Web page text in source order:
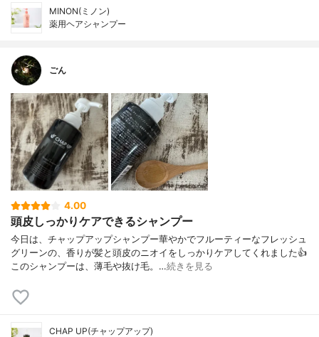
MINON(ミノン)
薬用ヘアシャンプー
ごん
4.00
頭皮しっかりケアできるシャンプー
今日は、チャップアップシャンプー華やかでフルーティーなフレッシュ
グリーンの、香りが髪と頭皮のニオイをしっかりケアしてくれました👍
このシャンプーは、薄毛や抜け毛。…続きを見る
CHAP UP(チャップアップ)